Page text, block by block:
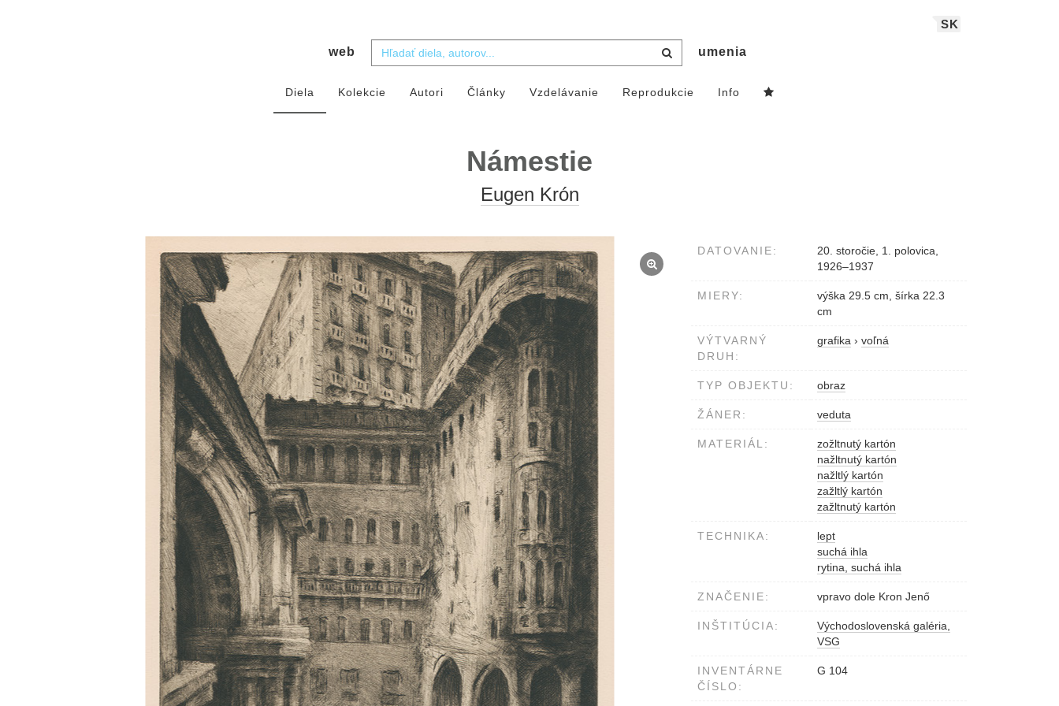
SK
web umenia
Diela Kolekcie Autori Články Vzdelávanie Reprodukcie Info
Námestie
Eugen Krón
DATOVANIE:
20. storočie, 1. polovica,
1926–1937
MIERY:
výška 29.5 cm, šírka 22.3
cm
VÝTVARNÝ
DRUH:
grafika › voľná
TYP OBJEKTU: obraz
ŽÁNER: veduta
MATERIÁL:
zožltnutý kartón
nažltnutý kartón
nažltlý kartón
zažltlý kartón
zažltnutý kartón
TECHNIKA:
lept
suchá ihla
rytina, suchá ihla
ZNAČENIE: vpravo dole Kron Jenő
INŠTITÚCIA:
Východoslovenská galéria,
VSG
INVENTÁRNE
ČÍSLO:
G 104